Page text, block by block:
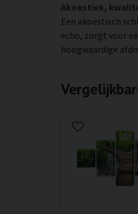
Akoestiek,
Een akoestisch
echo, zorgt voor
hoogwaardige